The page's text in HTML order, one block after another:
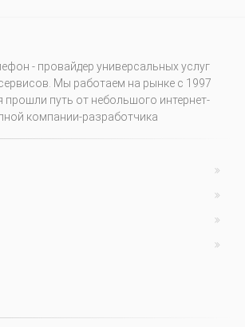
- провайдер универсальных услуг
Мы работаем на рынке с 1997
прошли путь от небольшого интернет-
компании-разработчика